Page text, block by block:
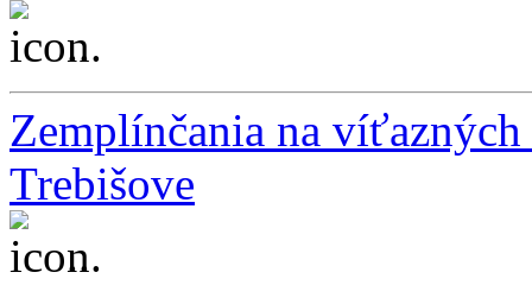
...
Zemplínčania na
Trebišove
...